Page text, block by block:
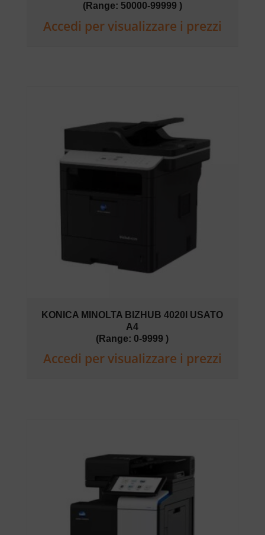
(Range: 50000-99999 )
Accedi per visualizzare i prezzi
KONICA MINOLTA BIZHUB 4020I USATO
A4
(Range: 0-9999 )
Accedi per visualizzare i prezzi